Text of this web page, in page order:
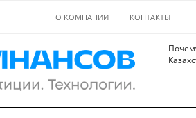
О КОМПАНИИ КОНТАКТЫ